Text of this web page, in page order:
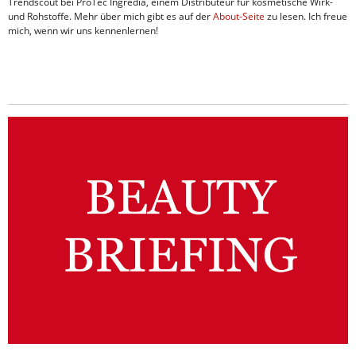
und Rohstoffe. Mehr über mich gibt es auf derAbout-Seite zu lesen. Ich freue
mich, wenn wir uns kennenlernen!